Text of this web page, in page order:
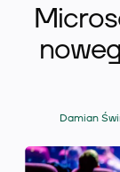
Rozszerzenia
Damian